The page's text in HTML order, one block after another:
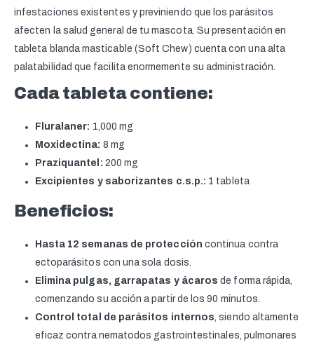
infestaciones existentes y previniendo que los parásitos
afecten la salud general de tu mascota. Su presentación en
tableta blanda masticable (Soft Chew) cuenta con una alta
palatabilidad que facilita enormemente su administración.
Cada tableta contiene:
Fluralaner: 1,000 mg
Moxidectina: 8 mg
Praziquantel: 200 mg
Excipientes y saborizantes c.s.p.: 1 tableta
Beneficios:
Hasta 12 semanas de protección continua contra
ectoparásitos con una sola dosis.
Elimina pulgas, garrapatas y ácaros de forma rápida,
comenzando su acción a partir de los 90 minutos.
Control total de parásitos internos siendo altamente
eficaz contra nematodos gastrointestinales, pulmonares